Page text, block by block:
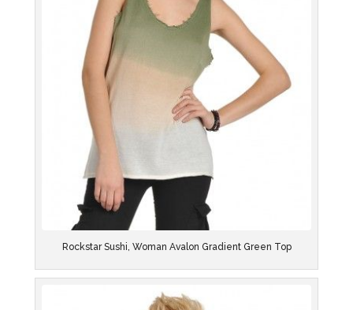
Rockstar Sushi, Woman Avalon Gradient Green Top